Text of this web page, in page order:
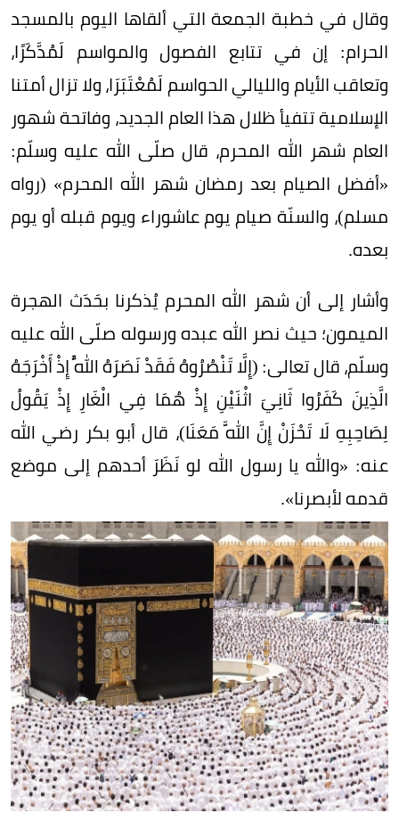
وقال في خطبة الجمعة التي ألقاها اليوم بالمسجد
الحرام: إن في تتابع الفصول والمواسم لَمُدَّكَرًا،
وتعاقب الأيام والليالي الحواسم لَمُعْتَبَرَا، ولا تزال أمتنا
الإسلامية تتفيأ ظلال هذا العام الجديد، وفاتحة شهور
العام شهر الله المحرم، قال صلّى الله عليه وسلّم:
«أفضل الصيام بعد رمضان شهر الله المحرم» (رواه
مسلم)، والسنّة صيام يوم عاشوراء ويوم قبله أو يوم
بعده.
وأشار إلى أن شهر الله المحرم يُذكرنا بحَدَث الهجرة
الميمون؛ حيث نصر الله عبده ورسوله صلّى الله عليه
وسلّم، قال تعالى: (إِلَّا تَنْصُرُوهُ فَقَدْ نَصَرَهُ اللَّهُ إِذْ أَخْرَجَهُ
الَّذِينَ كَفَرُوا ثَانِيَ اثْنَيْنِ إِذْ هُمَا فِي الْغَارِ إِذْ يَقُولُ
لِصَاحِبِهِ لَا تَحْزَنْ إِنَّ اللَّهَ مَعَنَا)، قال أبو بكر رضي الله
عنه: «والله يا رسول الله لو نَظَرَ أحدهم إلى موضع
قدمه لأبصرنا».